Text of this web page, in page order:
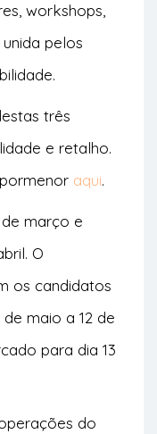
workshops,
pelos
três
e retalho.
aqui.
março e
O
os candidatos
maio a 12 de
para dia 13
do